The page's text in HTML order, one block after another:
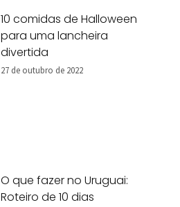
10 comidas de Halloween
para uma lancheira
divertida
27 de outubro de 2022
O que fazer no Uruguai:
Roteiro de 10 dias